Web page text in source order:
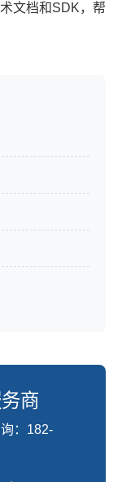
文档和SDK，帮
商
：182-